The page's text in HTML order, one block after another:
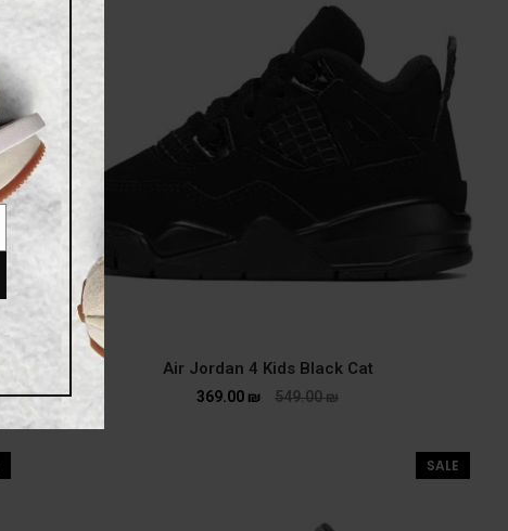
Air Jordan 4 Kids Black Cat
549.00₪
369.00 ₪
SALE